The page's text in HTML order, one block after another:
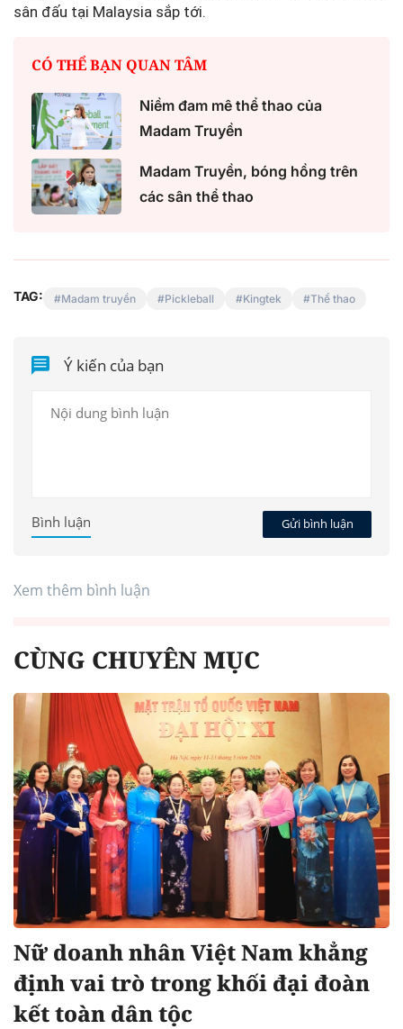
sân đấu tại Malaysia sắp tới.
CÓ THỂ BẠN QUAN TÂM
Niềm đam mê thể thao của
Madam Truyền
Madam Truyền, bóng hồng trên
các sân thể thao
TAG: Madam truyền Pickleball Kingtek Thể thao
Ý kiến của bạn
Gửi bình luận
Bình luận
Xem thêm bình luận
CÙNG CHUYÊN MỤC
Nữ doanh nhân Việt Nam khẳng
định vai trò trong khối đại đoàn
kết toàn dân tộc